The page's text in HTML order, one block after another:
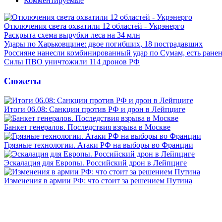
Отключения света охватили 12 областей - Укрэнерго
Раскрыта схема вырубки леса на 34 млн
Удары по Харьковщине: двое погибших, 18 пострадавших
Россияне нанесли комбинированный удар по Сумам, есть
Силы ПВО уничтожили 114 дронов РФ
Сюжеты
Итоги 06.08: Санкции против РФ и дрон в Лейпциге
Банкет генералов. Последствия взрыва в Москве
Грязные технологии. Атаки РФ на выборы во Франции
Эскалация для Европы. Российский дрон в Лейпциге
Изменения в армии РФ: что стоит за решением Путина